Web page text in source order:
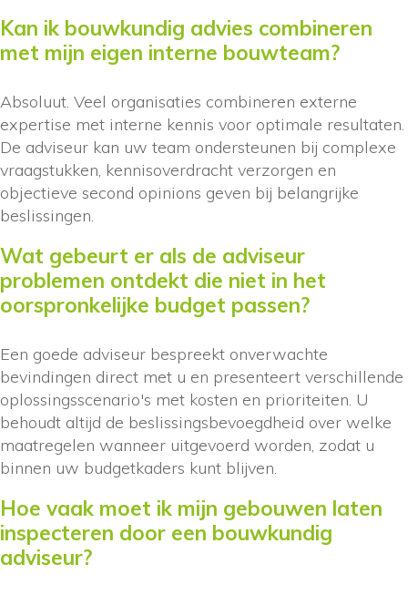
Kan ik bouwkundig advies combineren
met mijn eigen interne bouwteam?
Absoluut. Veel organisaties combineren externe
expertise met interne kennis voor optimale resultaten.
De adviseur kan uw team ondersteunen bij complexe
vraagstukken, kennisoverdracht verzorgen en
objectieve second opinions geven bij belangrijke
beslissingen.
Wat gebeurt er als de adviseur
problemen ontdekt die niet in het
oorspronkelijke budget passen?
Een goede adviseur bespreekt onverwachte
bevindingen direct met u en presenteert verschillende
oplossingsscenario's met kosten en prioriteiten. U
behoudt altijd de beslissingsbevoegdheid over welke
maatregelen wanneer uitgevoerd worden, zodat u
binnen uw budgetkaders kunt blijven.
Hoe vaak moet ik mijn gebouwen laten
inspecteren door een bouwkundig
adviseur?